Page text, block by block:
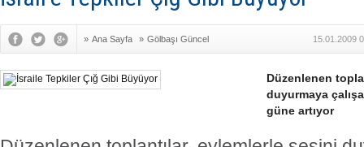
SPOR
Gölbaşı
İNCEK
» Ana Sayfa » Gölbaşı Güncel 15.01.2009
Düzenlenen
duyurmaya
güne artıyor